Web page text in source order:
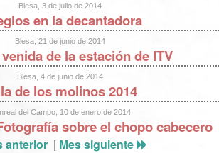
Blesa, 3 de julio de 2014
en la decantadora
Blesa, 21 de junio de 2014
de la estación de ITV
Blesa, 4 de junio de 2014
de los molinos 2014
del Campo, 10 de enero de 2014
sobre el chopo cabecero
anterior| Mes siguiente